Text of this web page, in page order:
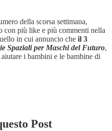
della scorsa settimana,
con più like e più commenti nella
in cui annuncio che il 3
Spaziali per Maschi del Futuro,
i bambini e le bambine di
Post